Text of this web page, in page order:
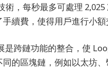
，每秒最多可處理
續費，使得用戶進行小額
是跨鏈功能的整合，使
的區塊鏈，例如以太坊